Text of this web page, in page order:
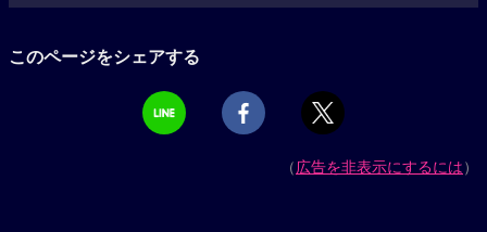
このページをシェアする
（広告を非表示にするには）